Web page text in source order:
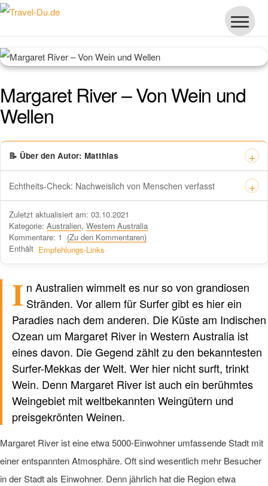
Margaret River – Von Wein und
Wellen
📝 Über den Autor: Matthias
Echtheits-Check: Nachweislich von Menschen verfasst
https://travel-du.de von Winston AI geprüft wurde und die Inhalte von
menschlichen Autoren ohne KI-Tools verfasst wurden.
Verfasst von einem Menschen
nicht von KI
Zuletzt aktualisiert am: 03.10.2021
Kategorie: Australien, Western Australia
Kommentare: 1 (Zu den Kommentaren)
Enthält Empfehlungs-Links
I n Australien wimmelt es nur so von grandiosen
Stränden. Vor allem für Surfer gibt es hier ein
Paradies nach dem anderen. Die Küste am Indischen
Ozean um Margaret River in Western Australia ist
eines davon. Die Gegend zählt zu den bekanntesten
Surfer-Mekkas der Welt. Wer hier nicht surft, trinkt
Wein. Denn Margaret River ist auch ein berühmtes
Weingebiet mit weltbekannten Weingütern und
preisgekrönten Weinen.
Margaret River ist eine etwa 5000-Einwohner umfassende Stadt mit
einer entspannten Atmosphäre. Oft sind wesentlich mehr Besucher
in der Stadt als Einwohner. Denn jährlich hat die Region etwa